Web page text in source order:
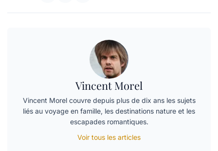
Vincent Morel
Vincent Morel couvre depuis plus de dix ans les sujets
liés au voyage en famille, les destinations nature et les
escapades romantiques.
Voir tous les articles